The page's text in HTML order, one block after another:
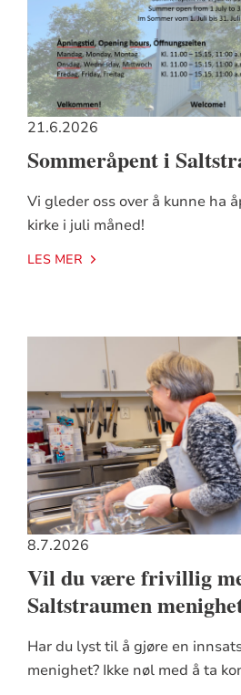
21.6.2026
Sommeråpent i
Vi gleder oss over å kunne ha
kirke i juli måned!
LES MER
8.7.2026
Vil du være frivillig
Saltstraumen
Har du lyst til å gjøre en
menighet? Ikke nøl med å ta